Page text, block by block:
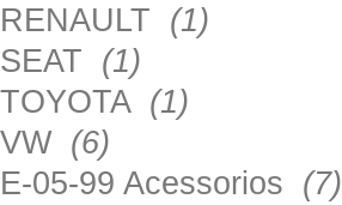
RENAULT (1)
SEAT (1)
TOYOTA (1)
VW (6)
E-05-99 Acessorios (7)